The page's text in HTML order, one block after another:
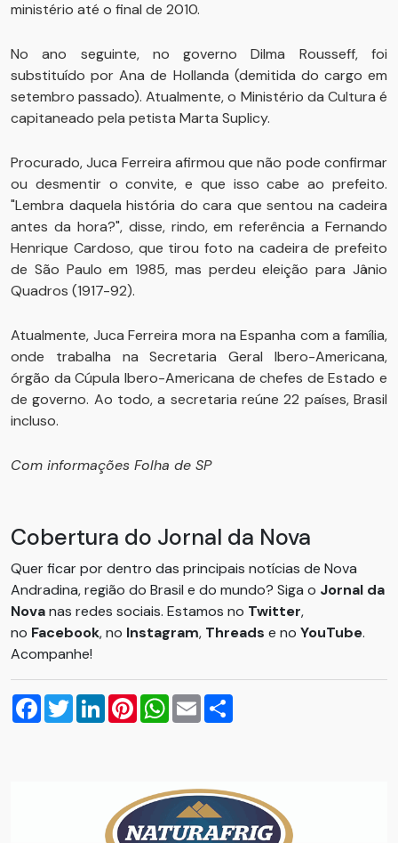
ministério até o final de 2010.
No ano seguinte, no governo Dilma Rousseff, foi
substituído por Ana de Hollanda (demitida do cargo em
setembro passado). Atualmente, o Ministério da Cultura é
capitaneado pela petista Marta Suplicy.
Procurado, Juca Ferreira afirmou que não pode confirmar
ou desmentir o convite, e que isso cabe ao prefeito.
"Lembra daquela história do cara que sentou na cadeira
antes da hora?", disse, rindo, em referência a Fernando
Henrique Cardoso, que tirou foto na cadeira de prefeito
de São Paulo em 1985, mas perdeu eleição para Jânio
Quadros (1917-92).
Atualmente, Juca Ferreira mora na Espanha com a família,
onde trabalha na Secretaria Geral Ibero-Americana,
órgão da Cúpula Ibero-Americana de chefes de Estado e
de governo. Ao todo, a secretaria reúne 22 países, Brasil
incluso.
Com informações Folha de SP
Cobertura do Jornal da Nova
Quer ficar por dentro das principais notícias de Nova
Andradina, região do Brasil e do mundo? Siga o Jornal da
Novanas redes sociais. Estamos no Twitter,
no Facebook, no Instagram, Threads e no YouTube.
Acompanhe!
Facebook
TwitterLinkedInPinterestWhatsApp
Email